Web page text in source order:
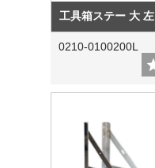
工具箱ステー 大 左
0210-0100200L